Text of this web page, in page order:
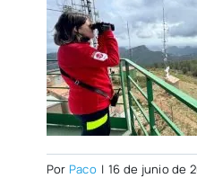
Por Paco | 16 de junio de